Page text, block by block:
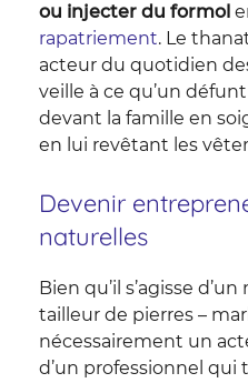
ou injecter du formol
rapatriement. Le
acteur du quotidien
veille à ce qu’un
devant la famille en
en lui revêtant les
Devenir
naturelles
Bien qu’il s’agisse
tailleur de pierres –
nécessairement un
d’un professionnel qui